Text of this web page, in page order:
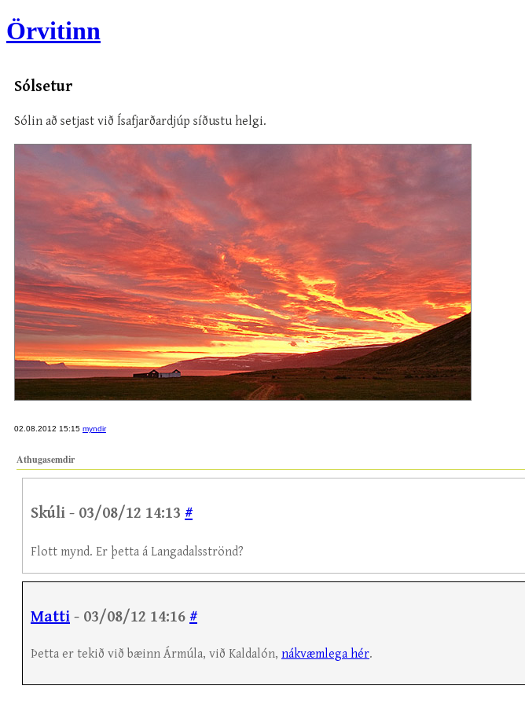
Örvitinn
Sólsetur
Sólin að setjast við Ísafjarðardjúp síðustu helgi.
02.08.2012 15:15 myndir
Athugasemdir
Skúli - 03/08/12 14:13 #
Flott mynd. Er þetta á Langadalsströnd?
Matti - 03/08/12 14:16 #
Þetta er tekið við bæinn Ármúla, við Kaldalón, nákvæmlega hér.